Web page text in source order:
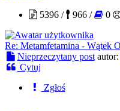
5396 /
966 / 0
Re: Metamfetamina - Wątek
Nieprzeczytany post autor:
Cytuj
Zgłoś